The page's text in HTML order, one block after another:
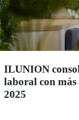
ILUNION
laboral con más
2025